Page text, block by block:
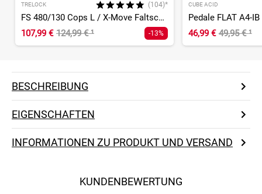
TRELOCK (104)*
FS 480/130 Cops L / X-Move Faltschloss
107,99 € 124,99 €¹ -13%
CUBE ACID
Pedale FLAT A4-
46,99 € 49,95 €¹
BESCHREIBUNG
EIGENSCHAFTEN
INFORMATIONEN ZU PRODUKT UND VERSAND
KUNDENBEWERTUNG